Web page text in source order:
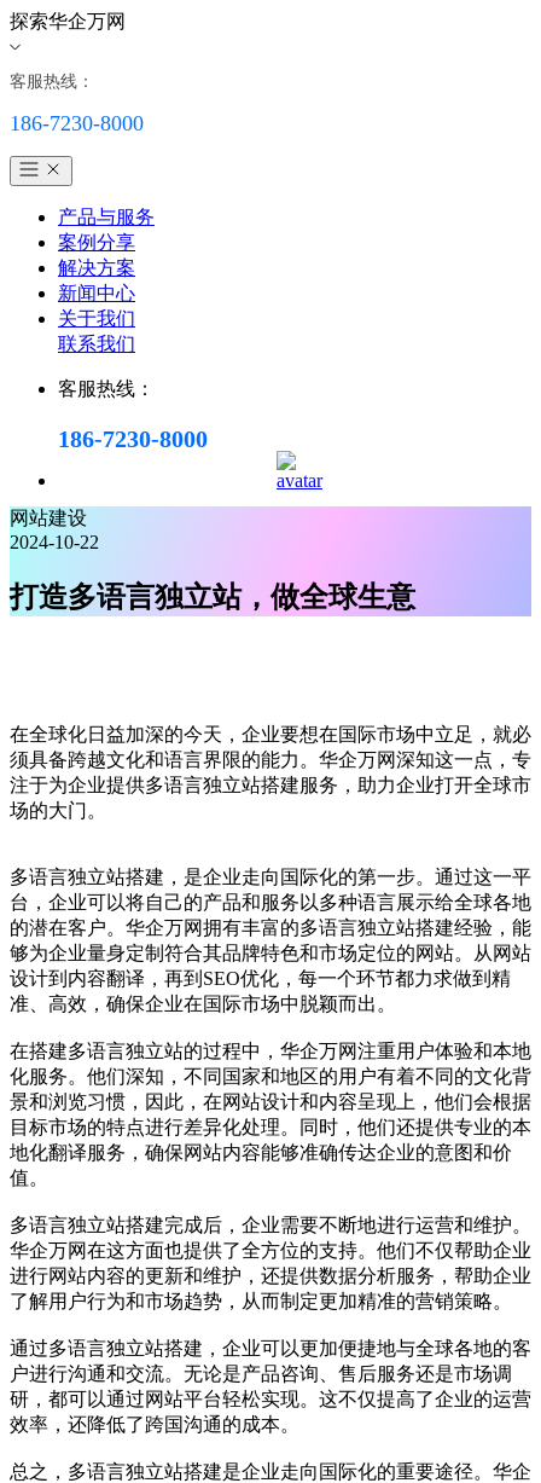
探索华企万网
客服热线：
186-7230-8000
产品与服务
案例分享
解决方案
新闻中心
关于我们
联系我们
客服热线：
186-7230-8000
网站建设
2024-10-22
打造多语言独立站，做全球生意
在全球化日益加深的今天，企业要想在国际市场中立足，就必
须具备跨越文化和语言界限的能力。华企万网深知这一点，专
注于为企业提供多语言独立站搭建服务，助力企业打开全球市
场的大门。
多语言独立站搭建，是企业走向国际化的第一步。通过这一平
台，企业可以将自己的产品和服务以多种语言展示给全球各地
的潜在客户。华企万网拥有丰富的多语言独立站搭建经验，能
够为企业量身定制符合其品牌特色和市场定位的网站。从网站
设计到内容翻译，再到SEO优化，每一个环节都力求做到精
准、高效，确保企业在国际市场中脱颖而出。
在搭建多语言独立站的过程中，华企万网注重用户体验和本地
化服务。他们深知，不同国家和地区的用户有着不同的文化背
景和浏览习惯，因此，在网站设计和内容呈现上，他们会根据
目标市场的特点进行差异化处理。同时，他们还提供专业的本
地化翻译服务，确保网站内容能够准确传达企业的意图和价
值。
多语言独立站搭建完成后，企业需要不断地进行运营和维护。
华企万网在这方面也提供了全方位的支持。他们不仅帮助企业
进行网站内容的更新和维护，还提供数据分析服务，帮助企业
了解用户行为和市场趋势，从而制定更加精准的营销策略。
通过多语言独立站搭建，企业可以更加便捷地与全球各地的客
户进行沟通和交流。无论是产品咨询、售后服务还是市场调
研，都可以通过网站平台轻松实现。这不仅提高了企业的运营
效率，还降低了跨国沟通的成本。
总之，多语言独立站搭建是企业走向国际化的重要途径。华企